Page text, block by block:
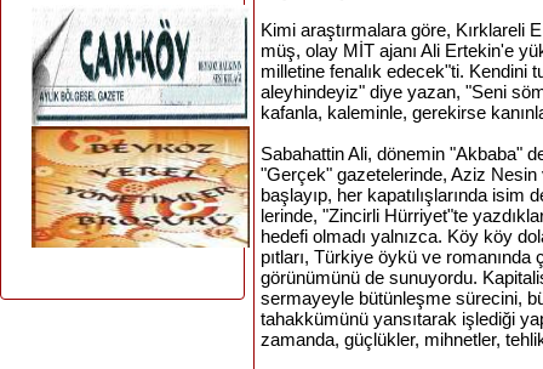
Kimi araştırmalara göre,
müş, olay MİT ajanı Ali Ertekin'e
milletine fenalık edecek"ti. Kendini
aleyhindeyiz" diye yazan, "Seni
kafanla, kaleminle, gerekirse
Sabahattin Ali, dönemin "Akbaba"
"Gerçek" gazetelerinde, Aziz Nesin
başlayıp, her kapatılışlarında
lerinde, "Zincirli Hürriyet"te
hedefi olmadı yalnızca. Köy köy
pıtları, Türkiye öykü ve romanında
görünümünü de sunuyordu.
sermayeyle bütünleşme sürecini,
tahakkümünü yansıtarak işlediği
zamanda, güçlükler, mihnetler,